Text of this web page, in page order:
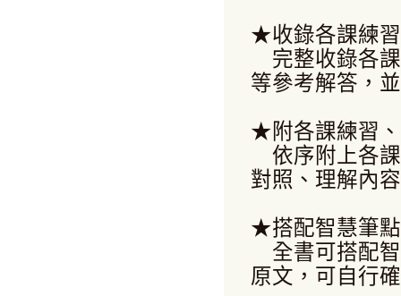
★收錄各課練
完整收錄各課
等參考解答，
★附各課練習
依序附上各課
對照、理解內
★搭配智慧筆
全書可搭配智
原文，可自行